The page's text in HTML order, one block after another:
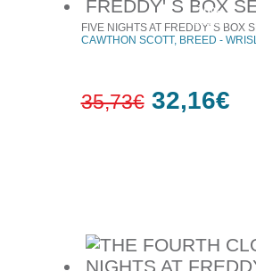
10%
έκπτωση
FIVE NIGHTS AT FREDDY' S BOX
CAWTHON SCOTT, BREED -
35,73€ 32,16€